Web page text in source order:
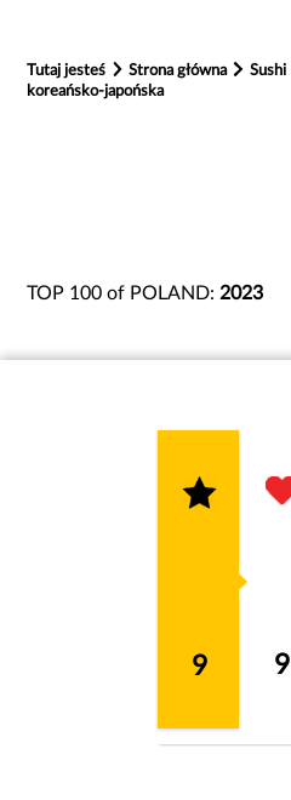
Tutaj jesteś Strona główna Sushi
koreańsko-japońska
TOP 100 of POLAND: 2023
9 9